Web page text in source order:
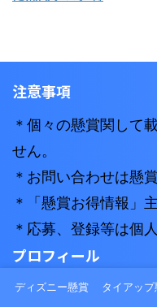
注意事項
＊個々の懸賞関して
せん。
＊お問い合わせは懸
＊「懸賞お得情報」
＊応募、登録等は個
プロフィール
管理人：maaya
ディズニー懸賞 タイアッ